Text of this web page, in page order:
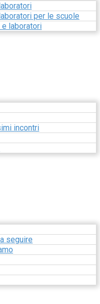
per le scuole
laboratori
incontri
seguire